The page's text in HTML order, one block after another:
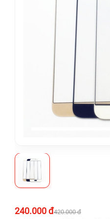
240.000 đ420.000 đ